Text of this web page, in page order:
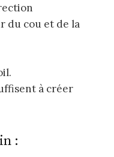
du cou et de la
à créer
: